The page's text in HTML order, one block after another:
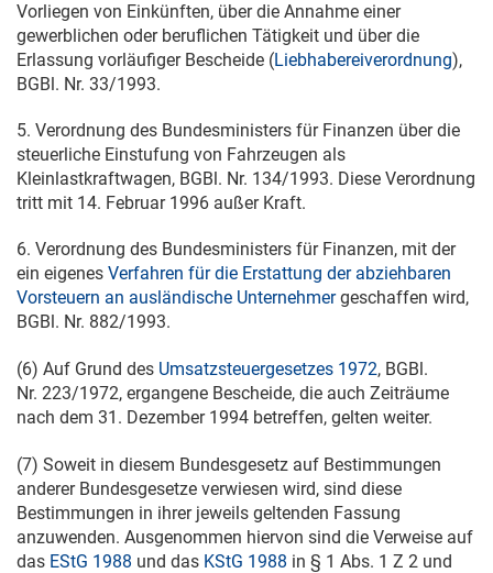
Vorliegen von Einkünften, über die Annahme einer
gewerblichen oder beruflichen Tätigkeit und über die
Erlassung vorläufiger Bescheide (Liebhabereiverordnung),
BGBl. Nr. 33/1993.
5. Verordnung des Bundesministers für Finanzen über die
steuerliche Einstufung von Fahrzeugen als
Kleinlastkraftwagen, BGBl. Nr. 134/1993. Diese Verordnung
tritt mit 14. Februar 1996 außer Kraft.
6. Verordnung des Bundesministers für Finanzen, mit der
ein eigenes Verfahren für die Erstattung der abziehbaren
Vorsteuern an ausländische Unternehmergeschaffen wird,
BGBl. Nr. 882/1993.
(6) Auf Grund des Umsatzsteuergesetzes 1972, BGBl.
Nr. 223/1972, ergangene Bescheide, die auch Zeiträume
nach dem 31. Dezember 1994 betreffen, gelten weiter.
(7) Soweit in diesem Bundesgesetz auf Bestimmungen
anderer Bundesgesetze verwiesen wird, sind diese
Bestimmungen in ihrer jeweils geltenden Fassung
anzuwenden. Ausgenommen hiervon sind die Verweise auf
das EStG 1988 und das KStG 1988 in § 1 Abs. 1 Z 2 und